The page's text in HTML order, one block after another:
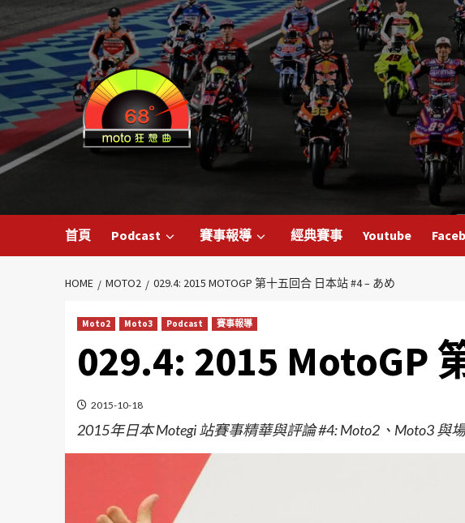
首頁 Podcast 賽事報導 經典賽事 Youtube
HOME MOTO2 029.4: 2015 MOTOGP 第十五回合 日本站 #4 – あめ
Moto2 Moto3 Podcast 賽事報導
029.4: 2015 MotoGP
2015-10-18
2015年日本 Motegi 站賽事精華與評論 #4: Moto2、Moto3 與